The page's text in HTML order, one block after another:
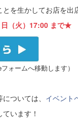
を生かしてお店を出
（火）17:00 まで★
ォームへ移動します）
ついては、 イベント
います！